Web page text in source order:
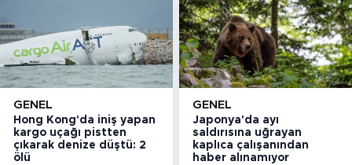
GENEL
Hong Kong'da iniş yapan
kargo uçağı pistten
çıkarak denize düştü: 2
ölü
GENEL
Japonya'da ayı
saldırısına uğrayan
kaplıca çalışanından
haber alınamıyor